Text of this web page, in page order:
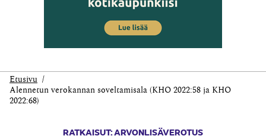
Etusivu
Alennetun verokannan soveltamisala (KHO 2022:58 ja KHO
2022:68)
RATKAISUT: ARVONLISÄVEROTUS